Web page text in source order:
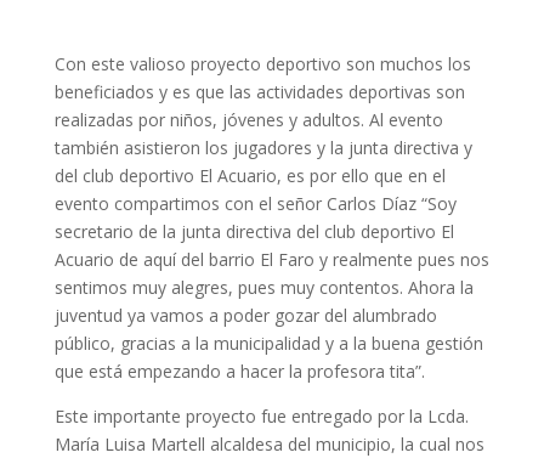
Con este valioso proyecto deportivo son muchos los
beneficiados y es que las actividades deportivas son
realizadas por niños, jóvenes y adultos. Al evento
también asistieron los jugadores y la junta directiva y
del club deportivo El Acuario, es por ello que en el
evento compartimos con el señor Carlos Díaz “Soy
secretario de la junta directiva del club deportivo El
Acuario de aquí del barrio El Faro y realmente pues nos
sentimos muy alegres, pues muy contentos. Ahora la
juventud ya vamos a poder gozar del alumbrado
público, gracias a la municipalidad y a la buena gestión
que está empezando a hacer la profesora tita”.
Este importante proyecto fue entregado por la Lcda.
María Luisa Martell alcaldesa del municipio, la cual nos